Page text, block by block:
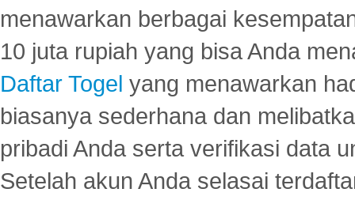
menawarkan berbagai
10 juta rupiah yang bisa Anda
Daftar Togel yang menawarkan
biasanya sederhana dan
pribadi Anda serta verifikasi data
Setelah akun Anda selasai